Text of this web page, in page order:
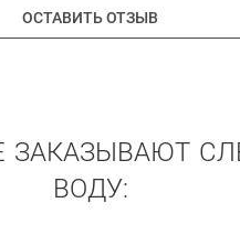
ОСТАВИТЬ ОТЗЫВ
ВОДУ: